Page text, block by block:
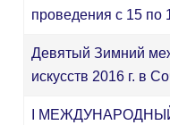
проведения с 15 по
Девятый Зимний
искусств 2016 г. в
I